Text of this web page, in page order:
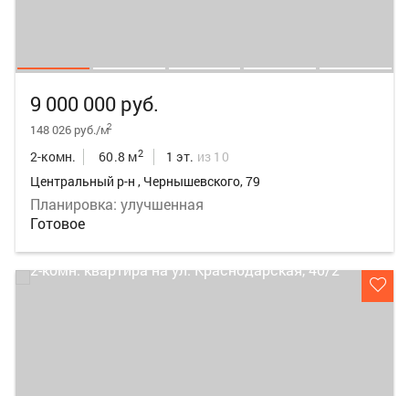
9 000 000 руб.
148 026 руб./м2
2-комн. 60.8 м2 1 эт. из 10
Центральный р-н , Чернышевского, 79
Планировка: улучшенная
Готовое